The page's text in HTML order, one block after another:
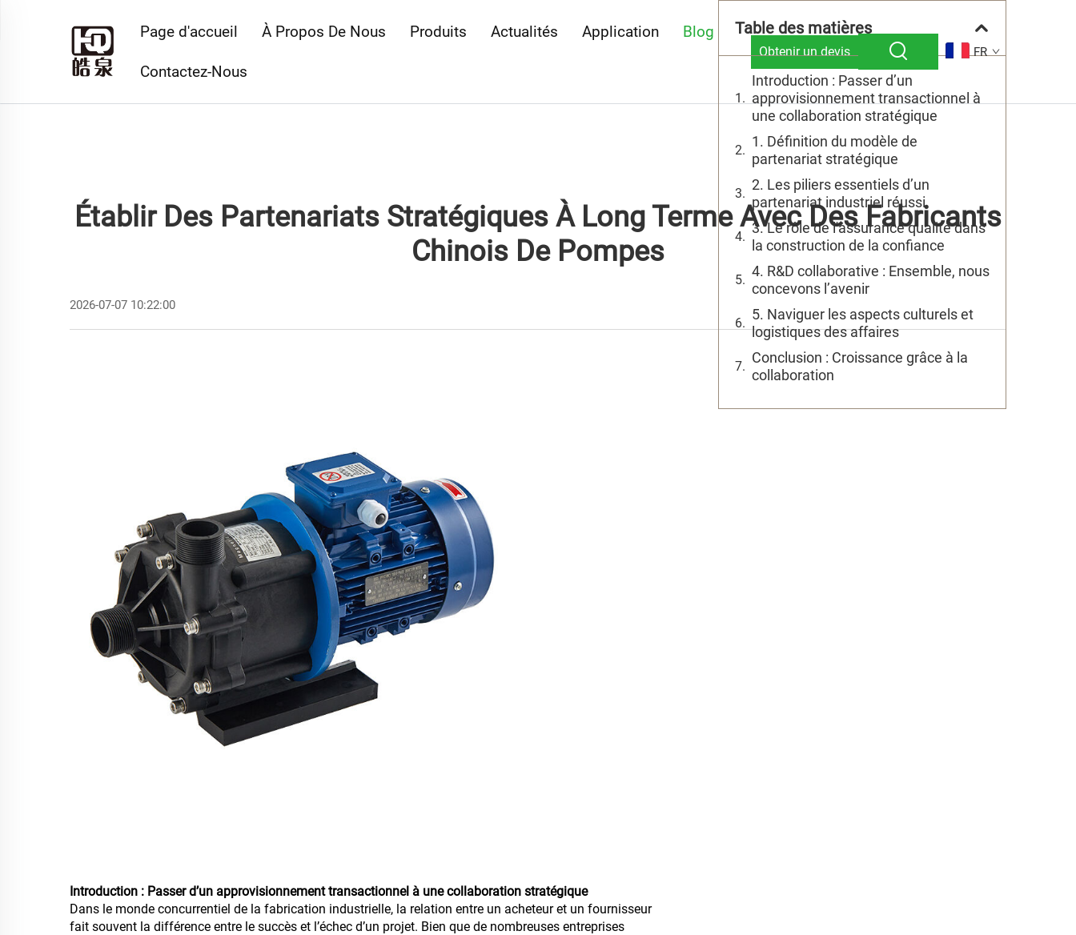
Page d'accueil À Propos De Nous Produits Actualités Application Blog
Contactez-Nous
Obtenir un devis FR
Établir Des Partenariats Stratégiques À Long Terme Avec Des Fabricants
Chinois De Pompes
2026-07-07 10:22:00
Introduction : Passer d’un approvisionnement transactionnel à une collaboration stratégique
Dans le monde concurrentiel de la fabrication industrielle, la relation entre un acheteur et un fournisseur
fait souvent la différence entre le succès et l’échec d’un projet. Bien que de nombreuses entreprises
Table des matières
Introduction : Passer d’un
approvisionnement transactionnel à
une collaboration stratégique
1. Définition du modèle de
partenariat stratégique
2. Les piliers essentiels d’un
partenariat industriel réussi
3. Le rôle de l'assurance qualité dans
la construction de la confiance
4. R&D collaborative : Ensemble, nous
concevons l’avenir
5. Naviguer les aspects culturels et
logistiques des affaires
Conclusion : Croissance grâce à la
collaboration